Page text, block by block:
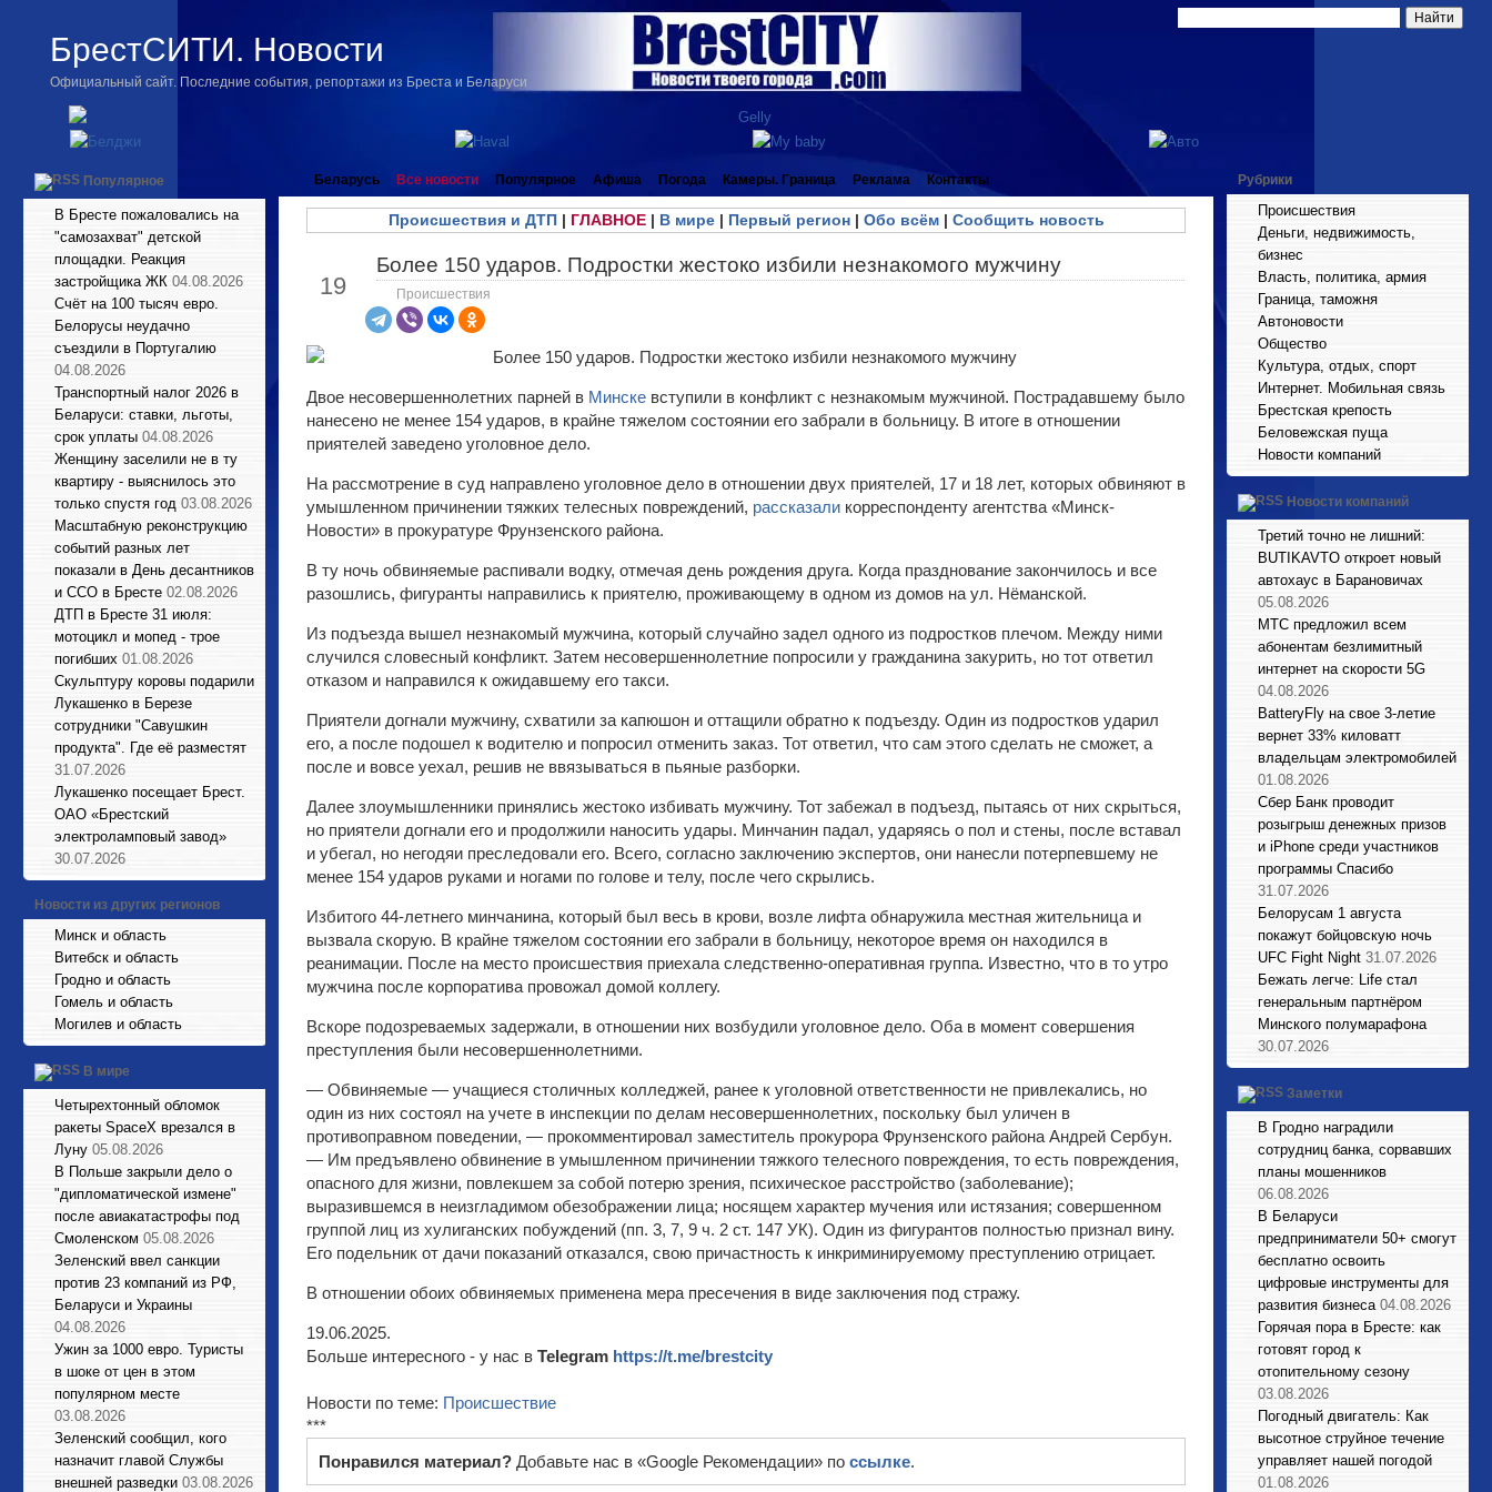
БрестСИТИ. Новости
Официальный сайт. Последние события, репортажи из Бреста и Беларуси
Популярное
В Бресте пожаловались на
"самозахват" детской
площадки. Реакция
застройщика ЖК 04.08.2026
Счёт на 100 тысяч евро.
Белорусы неудачно
съездили в Португалию
04.08.2026
Транспортный налог 2026 в
Беларуси: ставки, льготы,
срок уплаты 04.08.2026
Женщину заселили не в ту
квартиру - выяснилось это
только спустя год 03.08.2026
Масштабную реконструкцию
событий разных лет
показали в День десантников
и ССО в Бресте 02.08.2026
ДТП в Бресте 31 июля:
мотоцикл и мопед - трое
погибших 01.08.2026
Cкульптуру коровы подарили
Лукашенко в Березе
сотрудники "Савушкин
продукта". Где её разместят
31.07.2026
Лукашенко посещает Брест.
ОАО «Брестский
электроламповый завод»
30.07.2026
Новости из других регионов
Минск и область
Витебск и область
Гродно и область
Гомель и область
Могилев и область
В мире
Четырехтонный обломок
ракеты SpaceX врезался в
Луну 05.08.2026
В Польше закрыли дело о
"дипломатической измене"
после авиакатастрофы под
Смоленском 05.08.2026
Зеленский ввел санкции
против 23 компаний из РФ,
Беларуси и Украины
04.08.2026
Ужин за 1000 евро. Туристы
в шоке от цен в этом
популярном месте
03.08.2026
Зеленский сообщил, кого
назначит главой Службы
внешней разведки 03.08.2026
Беларусь Все новости Популярное Афиша Погода Камеры. Граница Реклама Контакты
Происшествия и ДТП| ГЛАВНОЕ| В мире| Первый регион| Обо всём| Сообщить новость
19
Более 150 ударов. Подростки жестоко избили незнакомого мужчину
Происшествия
Двое несовершеннолетних парней в Минске вступили в конфликт с незнакомым мужчиной. Пострадавшему было
нанесено не менее 154 ударов, в крайне тяжелом состоянии его забрали в больницу. В итоге в отношении
приятелей заведено уголовное дело.
На рассмотрение в суд направлено уголовное дело в отношении двух приятелей, 17 и 18 лет, которых обвиняют в
умышленном причинении тяжких телесных повреждений, рассказали корреспонденту агентства «Минск-
Новости» в прокуратуре Фрунзенского района.
В ту ночь обвиняемые распивали водку, отмечая день рождения друга. Когда празднование закончилось и все
разошлись, фигуранты направились к приятелю, проживающему в одном из домов на ул. Нёманской.
Из подъезда вышел незнакомый мужчина, который случайно задел одного из подростков плечом. Между ними
случился словесный конфликт. Затем несовершеннолетние попросили у гражданина закурить, но тот ответил
отказом и направился к ожидавшему его такси.
Приятели догнали мужчину, схватили за капюшон и оттащили обратно к подъезду. Один из подростков ударил
его, а после подошел к водителю и попросил отменить заказ. Тот ответил, что сам этого сделать не сможет, а
после и вовсе уехал, решив не ввязываться в пьяные разборки.
Далее злоумышленники принялись жестоко избивать мужчину. Тот забежал в подъезд, пытаясь от них скрыться,
но приятели догнали его и продолжили наносить удары. Минчанин падал, ударяясь о пол и стены, после вставал
и убегал, но негодяи преследовали его. Всего, согласно заключению экспертов, они нанесли потерпевшему не
менее 154 ударов руками и ногами по голове и телу, после чего скрылись.
Избитого 44-летнего минчанина, который был весь в крови, возле лифта обнаружила местная жительница и
вызвала скорую. В крайне тяжелом состоянии его забрали в больницу, некоторое время он находился в
реанимации. После на место происшествия приехала следственно-оперативная группа. Известно, что в то утро
мужчина после корпоратива провожал домой коллегу.
Вскоре подозреваемых задержали, в отношении них возбудили уголовное дело. Оба в момент совершения
преступления были несовершеннолетними.
— Обвиняемые — учащиеся столичных колледжей, ранее к уголовной ответственности не привлекались, но
один из них состоял на учете в инспекции по делам несовершеннолетних, поскольку был уличен в
противоправном поведении, — прокомментировал заместитель прокурора Фрунзенского района Андрей Сербун.
— Им предъявлено обвинение в умышленном причинении тяжкого телесного повреждения, то есть повреждения,
опасного для жизни, повлекшем за собой потерю зрения, психическое расстройство (заболевание);
выразившемся в неизгладимом обезображении лица; носящем характер мучения или истязания; совершенном
группой лиц из хулиганских побуждений (пп. 3, 7, 9 ч. 2 ст. 147 УК). Один из фигурантов полностью признал вину.
Его подельник от дачи показаний отказался, свою причастность к инкриминируемому преступлению отрицает.
В отношении обоих обвиняемых применена мера пресечения в виде заключения под стражу.
19.06.2025.
Больше интересного - у нас в Telegram https://t.me/brestcity
Новости по теме: Происшествие
***
Понравился материал? Добавьте нас в «Google Рекомендации» по ссылке.
Рубрики
Происшествия
Деньги, недвижимость,
бизнес
Власть, политика, армия
Граница, таможня
Автоновости
Общество
Культура, отдых, спорт
Интернет. Мобильная связь
Брестская крепость
Беловежская пуща
Новости компаний
Новости компаний
Третий точно не лишний:
BUTIKAVTO откроет новый
автохаус в Барановичах
05.08.2026
МТС предложил всем
абонентам безлимитный
интернет на скорости 5G
04.08.2026
BatteryFly на свое 3-летие
вернет 33% киловатт
владельцам электромобилей
01.08.2026
Сбер Банк проводит
розыгрыш денежных призов
и iPhone среди участников
программы Спасибо
31.07.2026
Белорусам 1 августа
покажут бойцовскую ночь
UFC Fight Night 31.07.2026
Бежать легче: Life стал
генеральным партнёром
Минского полумарафона
30.07.2026
Заметки
В Гродно наградили
сотрудниц банка, сорвавших
планы мошенников
06.08.2026
В Беларуси
предприниматели 50+ смогут
бесплатно освоить
цифровые инструменты для
развития бизнеса 04.08.2026
Горячая пора в Бресте: как
готовят город к
отопительному сезону
03.08.2026
Погодный двигатель: Как
высотное струйное течение
управляет нашей погодой
01.08.2026